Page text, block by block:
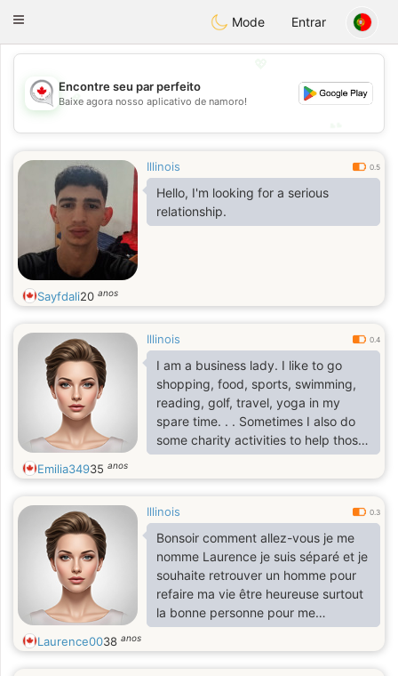
CANADIANchat
Toggle
Mode Entrar
💖
💕
Encontre seu par perfeito
Baixe agora nosso aplicativo de namoro!
Illinois 0.5
Hello, I'm looking for a serious
relationship.
Sayfdali20 anos
Illinois 0.4
I am a business lady. I like to go
shopping, food, sports, swimming,
reading, golf, travel, yoga in my
spare time. . . Sometimes I also do
some charity activities to help those
in need and bring warmth and love
to more people
Emilia34935 anos
Illinois 0.3
Bonsoir comment allez-vous je me
nomme Laurence je suis séparé et je
souhaite retrouver un homme pour
refaire ma vie être heureuse surtout
la bonne personne pour me
reconstruire
Laurence0038 anos